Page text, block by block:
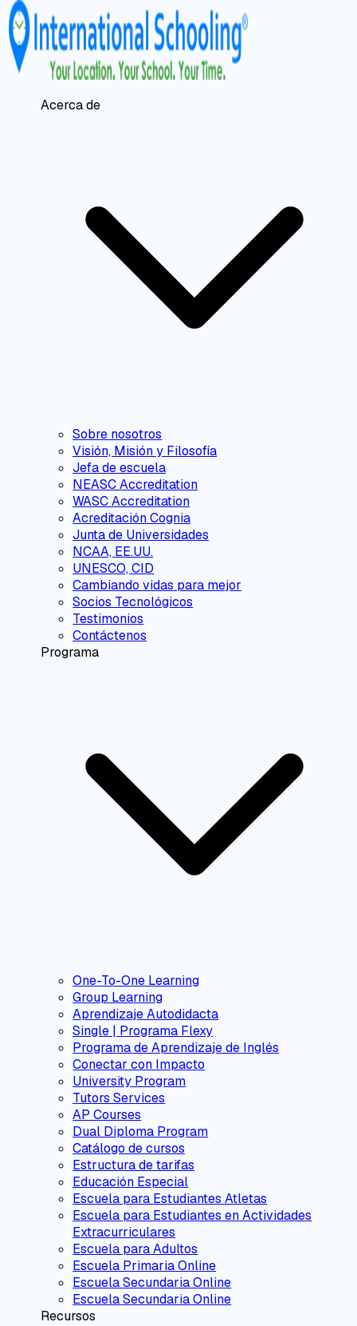
Acerca de
Sobre nosotros
Visión, Misión y Filosofía
Jefa de escuela
NEASC Accreditation
WASC Accreditation
Acreditación Cognia
Junta de Universidades
NCAA, EE.UU.
UNESCO, CID
Cambiando vidas para mejor
Socios Tecnológicos
Testimonios
Contáctenos
Programa
One-To-One Learning
Group Learning
Aprendizaje Autodidacta
Single | Programa Flexy
Programa de Aprendizaje de Inglés
Conectar con Impacto
University Program
Tutors Services
AP Courses
Dual Diploma Program
Catálogo de cursos
Estructura de tarifas
Educación Especial
Escuela para Estudiantes Atletas
Escuela para Estudiantes en Actividades
Extracurriculares
Escuela para Adultos
Escuela Primaria Online
Escuela Secundaria Online
Escuela Secundaria Online
Recursos